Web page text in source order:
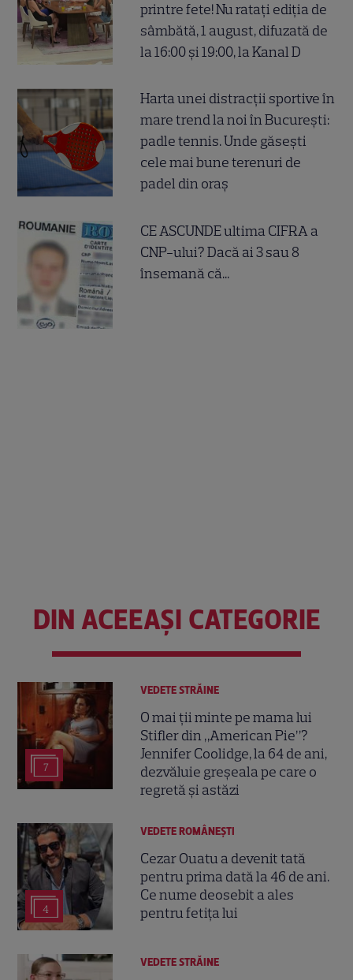
printre fete! Nu ratați ediția de
sâmbătă, 1 august, difuzată de
la 16:00 și 19:00, la Kanal D
Harta unei distracții sportive în
mare trend la noi în București:
padle tennis. Unde găsești
cele mai bune terenuri de
padel din oraș
CE ASCUNDE ultima CIFRA a
CNP-ului? Dacă ai 3 sau 8
însemană că...
DIN ACEEAȘI CATEGORIE
7
VEDETE STRĂINE
O mai ții minte pe mama lui
Stifler din „American Pie”?
Jennifer Coolidge, la 64 de ani,
dezvăluie greșeala pe care o
regretă și astăzi
4
VEDETE ROMÂNEŞTI
Cezar Ouatu a devenit tată
pentru prima dată la 46 de ani.
Ce nume deosebit a ales
pentru fetița lui
VEDETE STRĂINE